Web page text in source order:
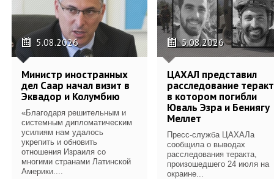
5.08.2026
Министр иностранных
дел Саар начал визит в
Эквадор и Колумбию
«Благодаря решительным и
системным дипломатическим
усилиям нам удалось
укрепить и обновить
отношения Израиля со
многими странами Латинской
Америки....
5.08.2026
ЦАХАЛ представил
расследование
в котором погибли
Юваль Эзра и Бениягу
Меллет
Пресс-служба ЦАХАЛа
сообщила о выводах
расследования теракта,
произошедшего 24 июля на
окраине...